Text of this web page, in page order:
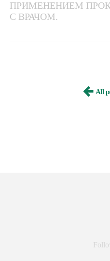
ПРИМЕНЕНИЕМ
С ВРАЧОМ.
All